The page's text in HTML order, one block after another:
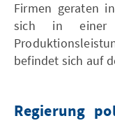
Firmen geraten
sich in einer
befindet sich auf
Regierung